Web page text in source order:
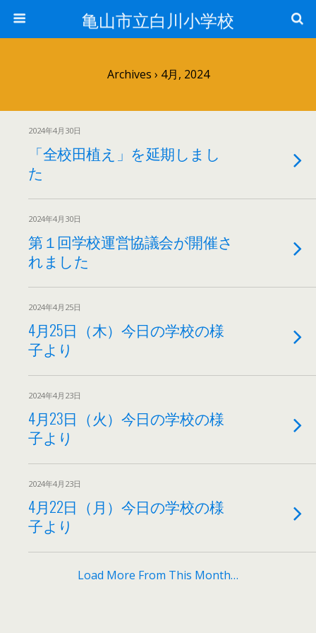
亀山市立白川小学校
Archives › 4月, 2024
2024年4月30日
「全校田植え」を延期しまし
た
2024年4月30日
第１回学校運営協議会が開催さ
れました
2024年4月25日
4月25日（木）今日の学校の様
子より
2024年4月23日
4月23日（火）今日の学校の様
子より
2024年4月23日
4月22日（月）今日の学校の様
子より
Load More From This Month…